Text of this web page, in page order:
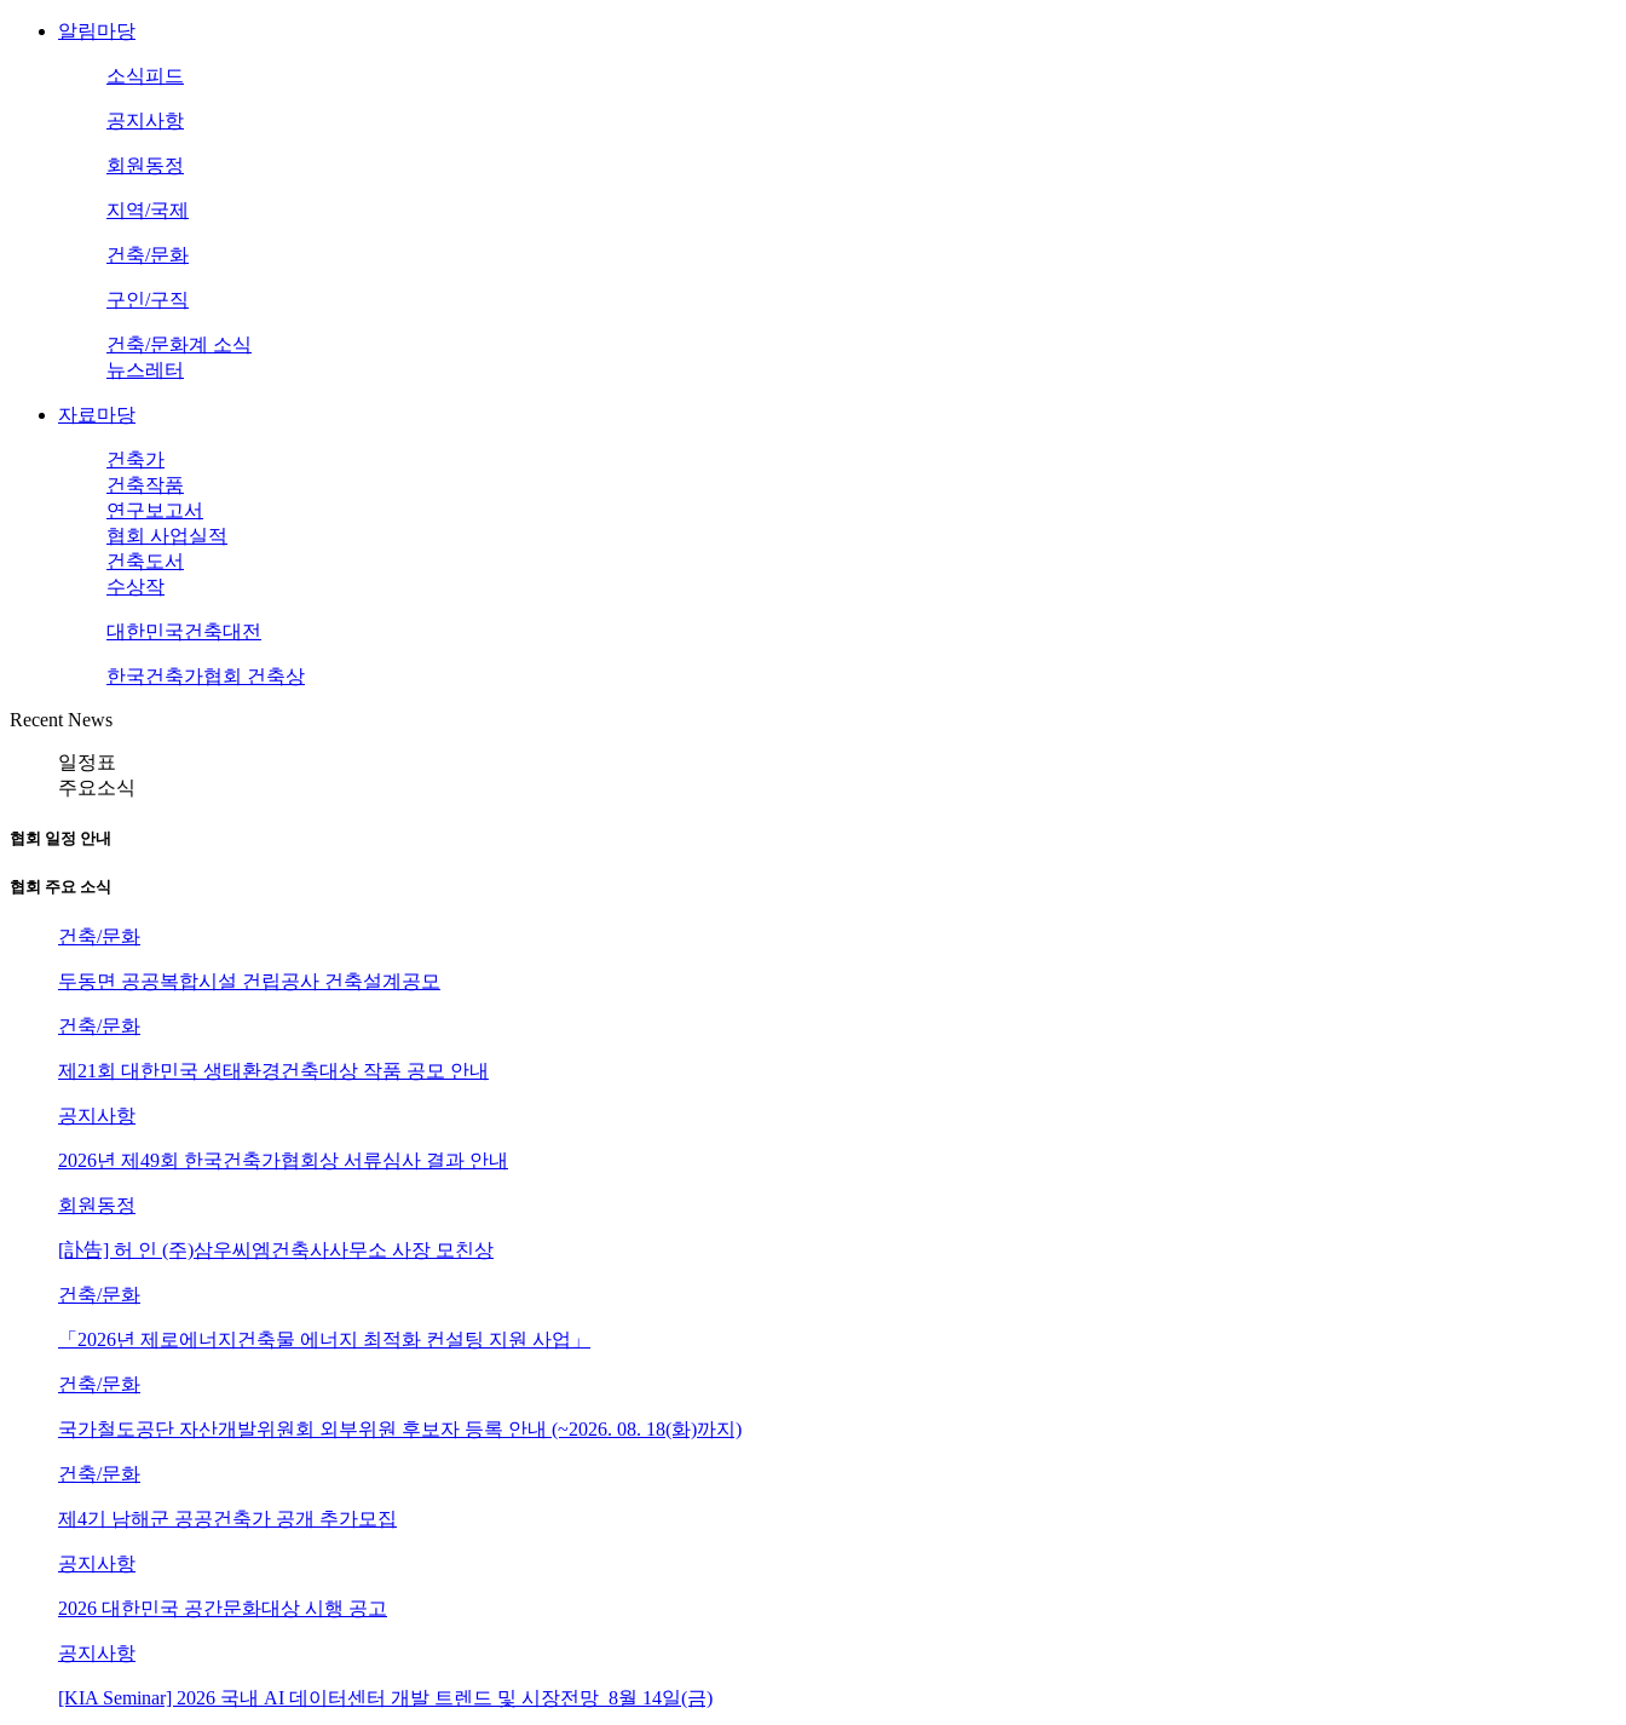
알림마당
소식피드
공지사항
회원동정
지역/국제
건축/문화
구인/구직
건축/문화계 소식
뉴스레터
자료마당
건축가
건축작품
연구보고서
협회 사업실적
건축도서
수상작
대한민국건축대전
한국건축가협회 건축상
Recent News
일정표
주요소식
협회 일정 안내
협회 주요 소식
건축/문화
두동면 공공복합시설 건립공사 건축설계공모
건축/문화
제21회 대한민국 생태환경건축대상 작품 공모 안내
공지사항
2026년 제49회 한국건축가협회상 서류심사 결과 안내
회원동정
[訃告] 허 인 (주)삼우씨엠건축사사무소 사장 모친상
건축/문화
「2026년 제로에너지건축물 에너지 최적화 컨설팅 지원 사업」
건축/문화
국가철도공단 자산개발위원회 외부위원 후보자 등록 안내 (~2026. 08. 18(화)까지)
건축/문화
제4기 남해군 공공건축가 공개 추가모집
공지사항
2026 대한민국 공간문화대상 시행 공고
공지사항
[KIA Seminar] 2026 국내 AI 데이터센터 개발 트렌드 및 시장전망_8월 14일(금)